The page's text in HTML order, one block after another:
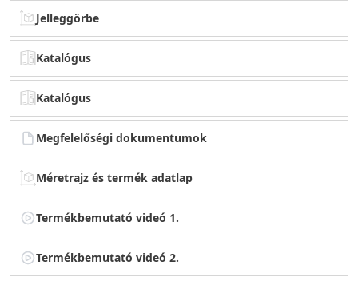
Jelleggörbe
Katalógus
Katalógus
Megfelelőségi dokumentumok
Méretrajz és termék adatlap
Termékbemutató videó 1.
Termékbemutató videó 2.